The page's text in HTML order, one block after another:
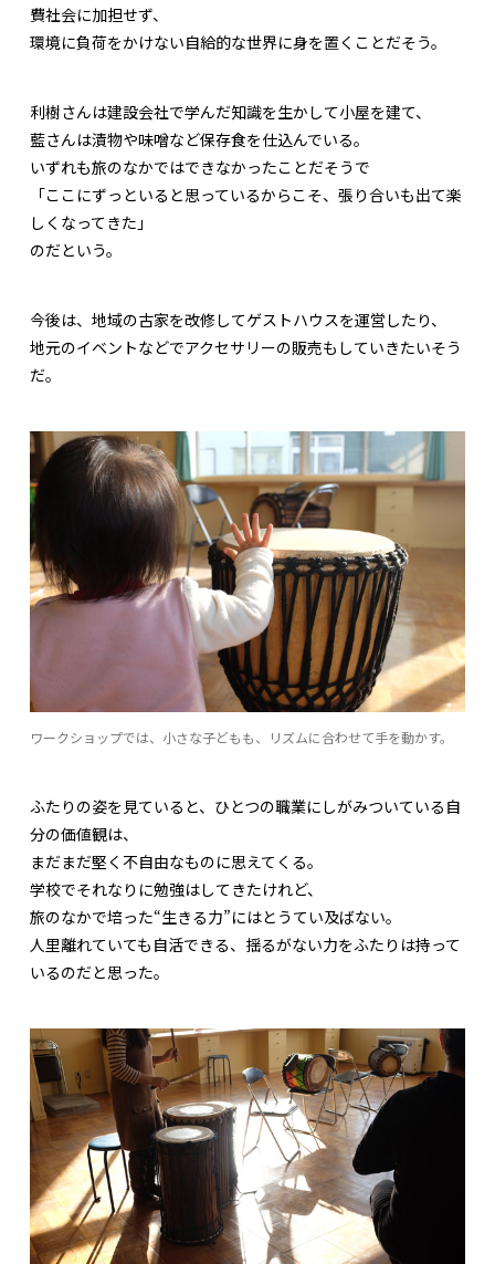
費社会に加担せず、
環境に負荷をかけない自給的な世界に身を置くことだそう。
利樹さんは建設会社で学んだ知識を生かして小屋を建て、
藍さんは漬物や味噌など保存食を仕込んでいる。
いずれも旅のなかではできなかったことだそうで
「ここにずっといると思っているからこそ、張り合いも出て楽
しくなってきた」
のだという。
今後は、地域の古家を改修してゲストハウスを運営したり、
地元のイベントなどでアクセサリーの販売もしていきたいそう
だ。
ワークショップでは、小さな子どもも、リズムに合わせて手を動かす。
ふたりの姿を見ていると、ひとつの職業にしがみついている自
分の価値観は、
まだまだ堅く不自由なものに思えてくる。
学校でそれなりに勉強はしてきたけれど、
旅のなかで培った“生きる力”にはとうてい及ばない。
人里離れていても自活できる、揺るがない力をふたりは持って
いるのだと思った。